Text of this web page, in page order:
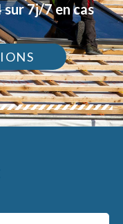
7j/7 en cas